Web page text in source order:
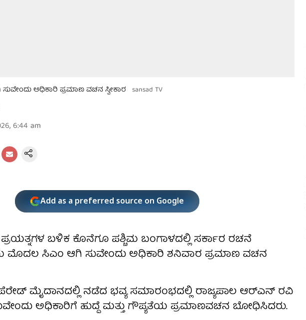
ಅಧಿಕಾರಿ ಪ್ರಮಾಣ ವಚನ ಸ್ವೀಕಾರ sansad TV
6:44 am
Add as a preferred source on Google
ಬಳಿಕ ಕೊನೆಗೂ ಪಶ್ಚಿಮ ಬಂಗಾಳದಲ್ಲಿ ಸರ್ಕಾರ ರಚನೆ
ಸಿಎಂ ಆಗಿ ಸುವೇಂದು ಅಧಿಕಾರಿ ಶನಿವಾರ ಪ್ರಮಾಣ ವಚನ
ಪೆರೇಡ್ ಮೈದಾನದಲ್ಲಿ ನಡೆದ ಭವ್ಯ ಸಮಾರಂಭದಲ್ಲಿ ರಾಜ್ಯಪಾಲ ಆರ್‌ಎನ್ ರವಿ
ಅಧಿಕಾರಿಗೆ ಹುದ್ದೆ ಮತ್ತು ಗೌಪ್ಯತೆಯ ಪ್ರಮಾಣವಚನ ಬೋಧಿಸಿದರು.